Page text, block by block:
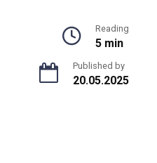
Reading
5 min
Published by
20.05.2025